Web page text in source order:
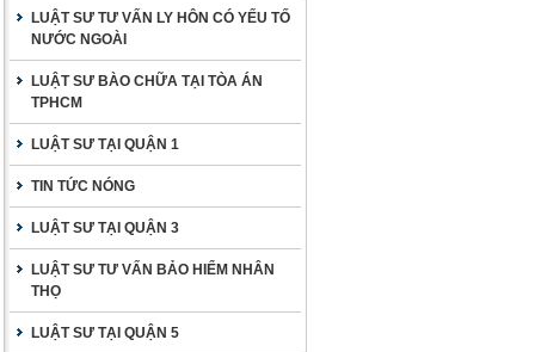
LUẬT SƯ TƯ VẤN LY HÔN CÓ YẾU TỐ
NƯỚC NGOÀI
LUẬT SƯ BÀO CHỮA TẠI TÒA ÁN
TPHCM
LUẬT SƯ TẠI QUẬN 1
TIN TỨC NÓNG
LUẬT SƯ TẠI QUẬN 3
LUẬT SƯ TƯ VẤN BẢO HIỂM NHÂN
THỌ
LUẬT SƯ TẠI QUẬN 5